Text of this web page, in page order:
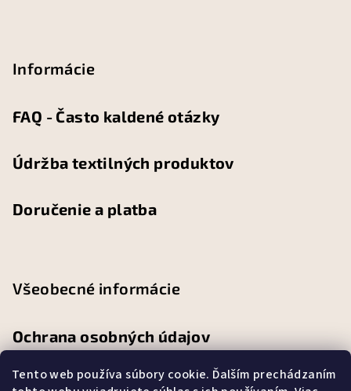
Tento web používa súbory cookie. Ďalším prechádzaním
Informácie
FAQ - Často kaldené otázky
Údržba textilných produktov
Doručenie a platba
Všeobecné informácie
Ochrana osobných údajov
Obchodné podmienky